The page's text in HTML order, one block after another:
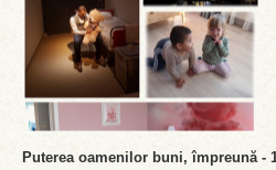
Puterea oamenilor buni, împreună -